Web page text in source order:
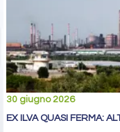
30 giugno 2026
EX ILVA QUASI FERMA: